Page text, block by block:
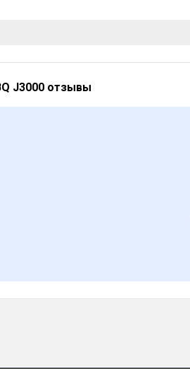
J3000 отзывы